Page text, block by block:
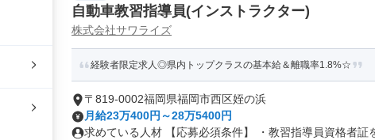
自動車教習指導員(インストラクター)
株式会社サワライズ
経験者限定求人◎県内トップクラスの基本給＆離職率1.8%☆
〒819-0002福岡県福岡市西区姪の浜
月給23万400円～28万5400円
求めている人材 【応募必須条件】 ・教習指導員資格者証